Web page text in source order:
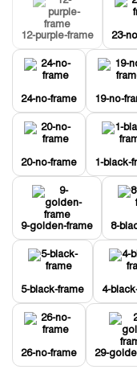
12-purple-frame 23-
24-no-frame 19-no-
20-no-frame 1-black-
9-golden-frame 8-
5-black-frame 4-
26-no-frame 29-